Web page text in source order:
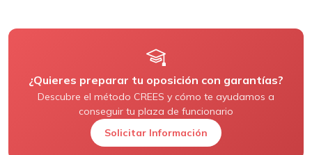
¿Quieres preparar tu oposición con garantías?
Descubre el método CREES y cómo te ayudamos a
conseguir tu plaza de funcionario
Solicitar Información